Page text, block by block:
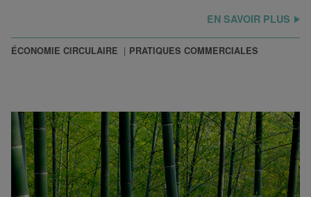
EN SAVOIR PLUS
ÉCONOMIE CIRCULAIRE PRATIQUES COMMERCIALES